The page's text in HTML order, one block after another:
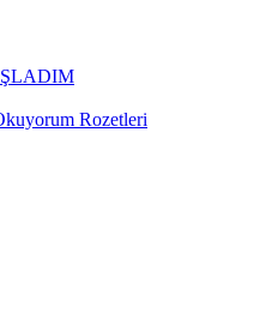
Rozetleri